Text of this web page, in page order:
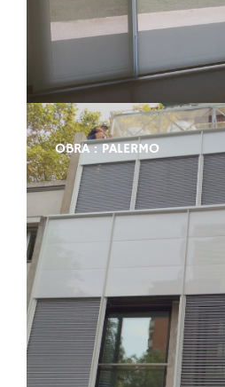
OBRA : PALERMO